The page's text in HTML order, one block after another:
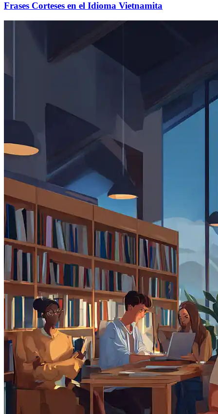
Frases Corteses en el Idioma Vietnamita